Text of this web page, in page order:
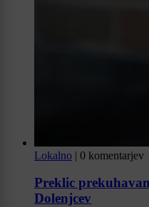
Lokalno | 0 komentarjev
Preklic
Dolenjcev